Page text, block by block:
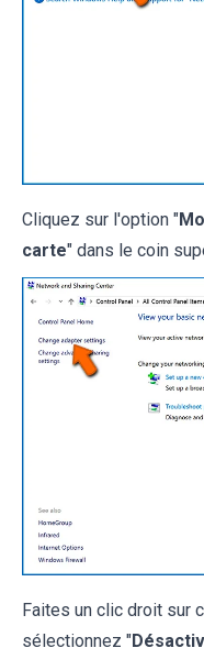
Cliquez sur l'option "
carte" dans le coin
Faites un clic droit sur
sélectionnez "